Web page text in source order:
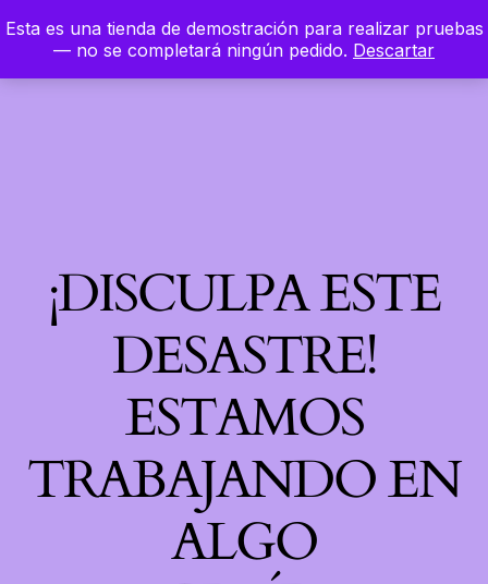
Esta es una tienda de demostración para realizar pruebas
— no se completará ningún pedido. Descartar
Hierbaloca LinkedIn
Instagram
Facebook
Acceder
¡DISCULPA ESTE
DESASTRE!
ESTAMOS
TRABAJANDO EN
ALGO